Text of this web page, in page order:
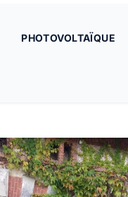
PHOTOVOLTAÏQUE